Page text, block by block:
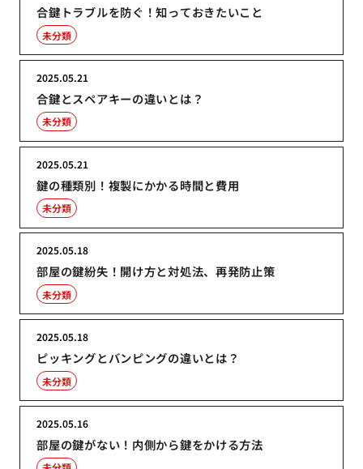
合鍵トラブルを防ぐ！知っておきたいこと
未分類
合鍵とスペアキーの違いとは？
2025.05.21
未分類
鍵の種類別！複製にかかる時間と費用
2025.05.21
未分類
部屋の鍵紛失！開け方と対処法、再発防止策
2025.05.18
未分類
ピッキングとバンピングの違いとは？
2025.05.18
未分類
部屋の鍵がない！内側から鍵をかける方法
2025.05.16